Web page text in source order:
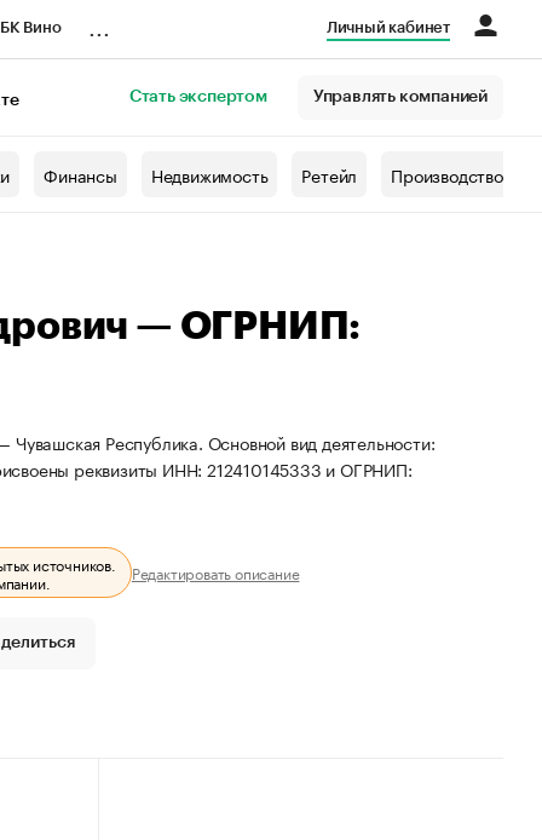
Вино Личный кабинет
Стать экспертом Управлять компанией
Финансы Недвижимость Ретейл Производство
— ОГРНИП:
Республика. Основной вид деятельности:
реквизиты ИНН: 212410145333 и ОГРНИП:
источников.
Редактировать описание